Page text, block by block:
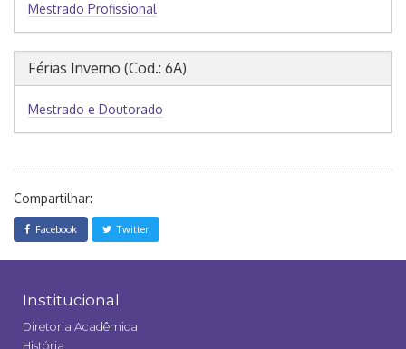
Mestrado Profissional
Férias Inverno (Cod.: 6A)
Mestrado e Doutorado
Compartilhar:
Facebook Twitter
Institucional
Diretoria Acadêmica
História